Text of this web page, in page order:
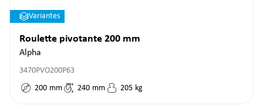
Variantes
Roulette pivotante 200 mm
Alpha
3470PVO200P63
200 mm 240 mm 205 kg